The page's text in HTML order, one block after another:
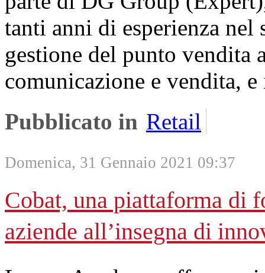
tanti anni di esperienza nel
gestione del punto vendita
comunicazione e vendita,
Pubblicato in Retail
Domenica, 31 Gennaio 2021 09:37
Cobat, una piattaforma di
aziende all’insegna di